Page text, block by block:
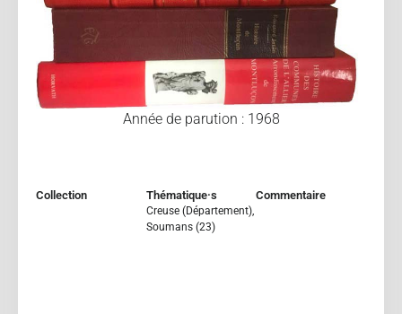
Année de parution : 1968
Collection Thématique·s
Creuse (Département),
Soumans (23)
Commentaire